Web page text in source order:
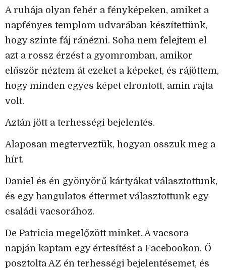
A ruhája olyan fehér a fényképeken, amiket a
napfényes templom udvarában készítettünk,
hogy szinte fáj ránézni. Soha nem felejtem el
azt a rossz érzést a gyomromban, amikor
először néztem át ezeket a képeket, és rájöttem,
hogy minden egyes képet elrontott, amin rajta
volt.
Aztán jött a terhességi bejelentés.
Alaposan megterveztük, hogyan osszuk meg a
hírt.
Daniel és én gyönyörű kártyákat választottunk,
és egy hangulatos éttermet választottunk egy
családi vacsorához.
De Patricia megelőzött minket. A vacsora
napján kaptam egy értesítést a Facebookon. Ő
posztolta AZ én terhességi bejelentésemet, és